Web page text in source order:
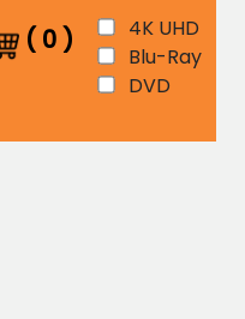
( 0 )
4K UHD
Blu-Ray
DVD